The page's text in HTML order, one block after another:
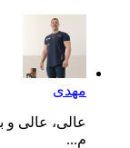
مهدی
عالی، عالی و
م...